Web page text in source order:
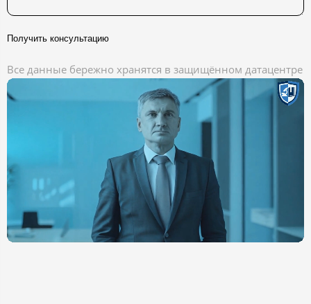
Получить консультацию
Все данные бережно хранятся в защищённом датацентре